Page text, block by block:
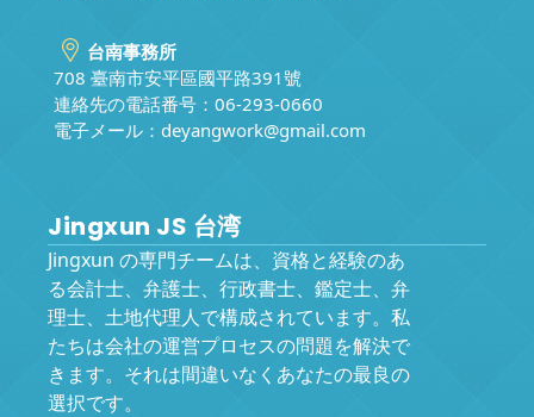
台南事務所
708 臺南市安平區國平路391號
連絡先の電話番号：06-293-0660
電子メール： deyangwork@gmail.com
Jingxun JS 台湾
Jingxun の専門チームは、資格と経験のあ
る会計士、弁護士、行政書士、鑑定士、弁
理士、土地代理人で構成されています。私
たちは会社の運営プロセスの問題を解決で
きます。それは間違いなくあなたの最良の
選択です。